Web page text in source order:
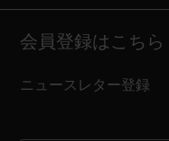
会員登録はこちら
ニュースレター登録